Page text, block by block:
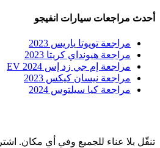
أحدث مراجعات سيارات انفيجو
مراجعة تويوتا ياريس 2023
مراجعة هيونداي كريتا 2023
مراجعة إم جي زد إس EV 2024
مراجعة نيسان كيكس 2023
مراجعة كيا سيلتوس 2024
تنقّل بلا عناء للجميع وفي أي مكان.